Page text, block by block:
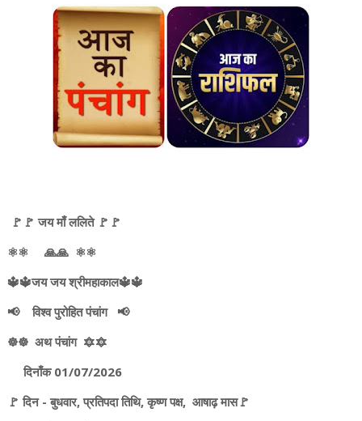
🚩🚩 जय माँ ललिते 🚩🚩
⚛️⚛️ 🙏🙏 ⚛️⚛️
🔱🔱जय जय श्रीमहाकाल🔱🔱
📢 विश्व पुरोहित पंचांग 📢
☸️☸️ अथ पंचांग 🔯🔯
दिनाँक 01/07/2026
🚩 दिन - बुधवार, प्रतिपदा तिथि, कृष्ण पक्ष, आषाढ़ मास🚩